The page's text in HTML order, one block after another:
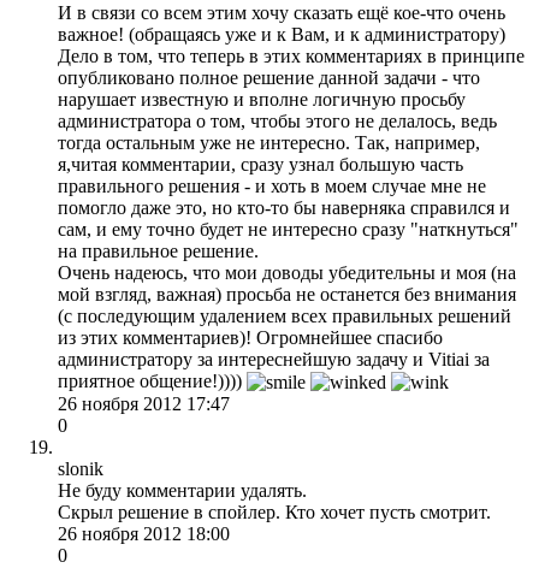
И в связи со всем этим хочу сказать ещё кое-что очень
важное! (обращаясь уже и к Вам, и к администратору)
Дело в том, что теперь в этих комментариях в принципе
опубликовано полное решение данной задачи - что
нарушает известную и вполне логичную просьбу
администратора о том, чтобы этого не делалось, ведь
тогда остальным уже не интересно. Так, например,
я,читая комментарии, сразу узнал большую часть
правильного решения - и хоть в моем случае мне не
помогло даже это, но кто-то бы наверняка справился и
сам, и ему точно будет не интересно сразу "наткнуться"
на правильное решение.
Очень надеюсь, что мои доводы убедительны и моя (на
мой взгляд, важная) просьба не останется без внимания
(с последующим удалением всех правильных решений
из этих комментариев)! Огромнейшее спасибо
администратору за интереснейшую задачу и Vitiai за
приятное общение!))))
26 ноября 2012 17:47
0
slonik
Не буду комментарии удалять.
Скрыл решение в спойлер. Кто хочет пусть смотрит.
26 ноября 2012 18:00
0